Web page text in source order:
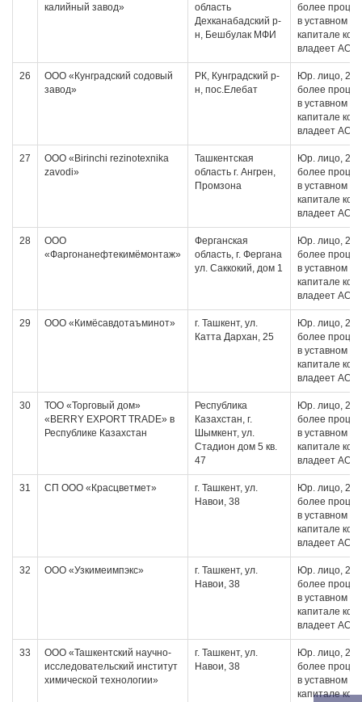
калийный завод»
область
Дехканабадский р-
н, Бешбулак МФИ
более
в уставном
капитале
владеет АО
26
ООО «Кунградский содовый
завод»
РК, Кунградский р-
н, пос.Елебат
Юр. лицо, 20
более
в уставном
капитале
владеет АО
27
ООО «Birinchi rezinotexnika
zavodi»
Ташкентская
область г. Ангрен,
Промзона
Юр. лицо, 20
более
в уставном
капитале
владеет АО
28
ООО
«Фаргонанефтекимёмонтаж»
Ферганская
область, г. Фергана
ул. Саккокий, дом 1
Юр. лицо, 20
более
в уставном
капитале
владеет АО
29 ООО «Кимёсавдотаъминот»
г. Ташкент, ул.
Катта Дархан, 25
Юр. лицо, 20
более
в уставном
капитале
владеет АО
30
ТОО «Торговый дом»
«BERRY EXPORT TRADE» в
Республике Казахстан
Республика
Казахстан, г.
Шымкент, ул.
Стадион дом 5 кв.
47
Юр. лицо, 20
более
в уставном
капитале
владеет АО
31 СП ООО «Красцветмет»
г. Ташкент, ул.
Навои, 38
Юр. лицо, 20
более
в уставном
капитале
владеет АО
32 ООО «Узкимеимпэкс»
г. Ташкент, ул.
Навои, 38
Юр. лицо, 20
более
в уставном
капитале
владеет АО
33
ООО «Ташкентский научно-
исследовательский институт
химической технологии»
г. Ташкент, ул.
Навои, 38
Юр. лицо, 20
более
в уставном
капитале